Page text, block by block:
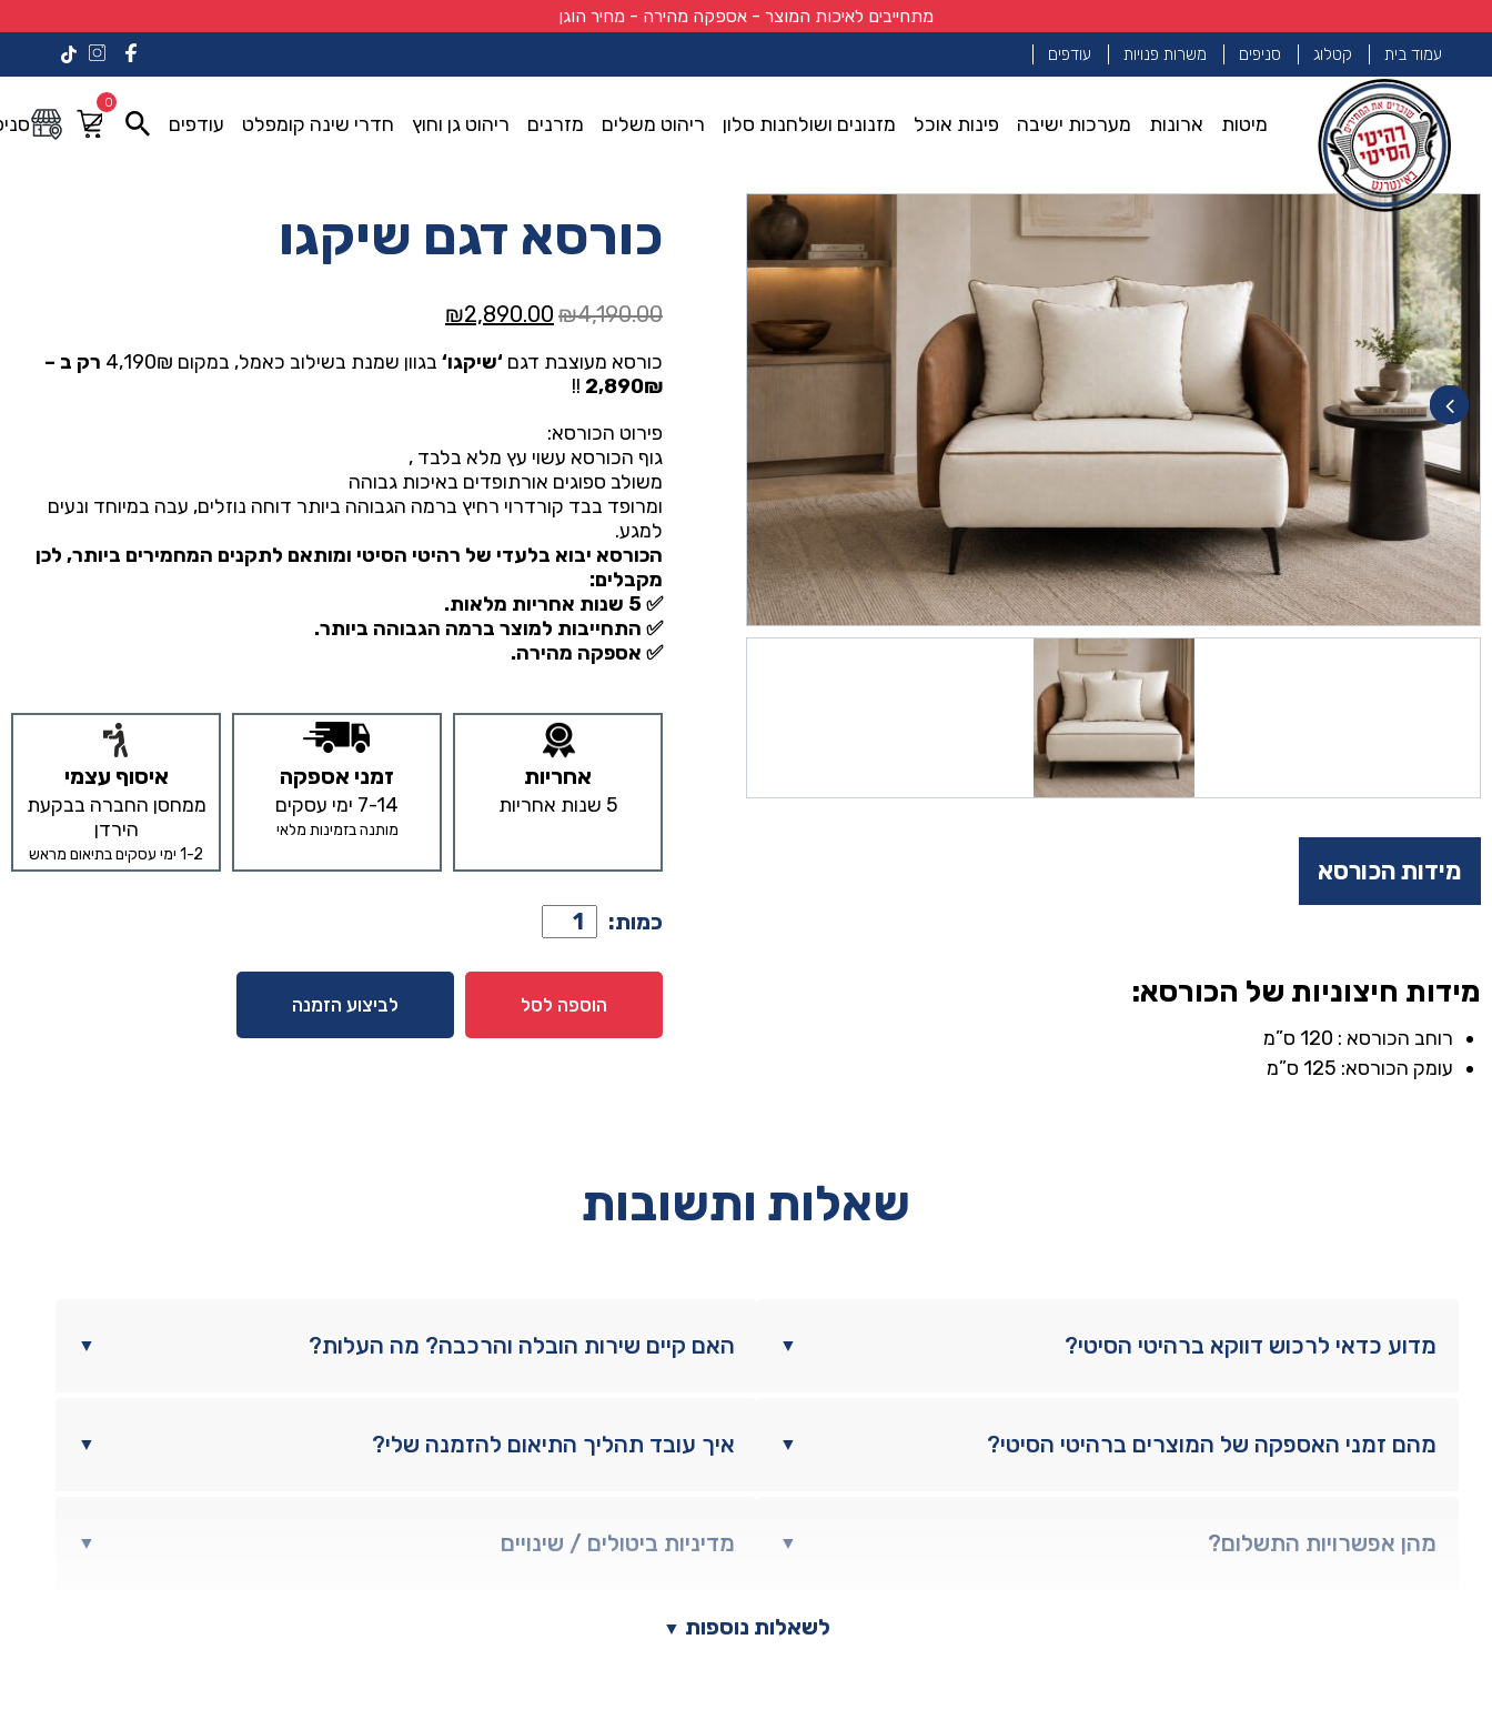
מתחייבים לאיכות המוצר - אספקה מהירה - מחיר הוגן
עמוד בית קטלוג סניפים משרות פנויות עודפים
מיטות ארונות מערכות ישיבה פינות אוכל מזנונים ושולחנות סלון ריהוט משלים מזרנים ריהוט גן וחוץ חדרי שינה קומפלט עודפים
0
עמוד הבית >> כורסאות
מידות הכורסא
מידות חיצוניות של הכורסא:
רוחב הכורסא : 120 ס”מ
עומק הכורסא: 125 ס”מ
כורסא דגם שיקגו
₪4,190.00
המחיר
היה:
₪2,890.00
הוא:
כורסא מעוצבת דגם ‘שיקגו‘ בגוון שמנת בשילוב כאמל, במקום 4,190₪
רק ב –
2,890₪
!!
פירוט הכורסא:
גוף הכורסא עשוי עץ מלא בלבד ,
משולב ספוגים אורתופדים באיכות גבוהה
ומרופד בבד קורדרוי רחיץ ברמה הגבוהה ביותר דוחה נוזלים, עבה במיוחד ונעים
למגע.
הכורסא יבוא בלעדי של רהיטי הסיטי ומותאם לתקנים המחמירים ביותר, לכן
מקבלים:
✅ 5 שנות אחריות מלאות.
✅ התחייבות למוצר ברמה הגבוהה ביותר.
✅ אספקה מהירה.
אחריות
5 שנות אחריות
זמני אספקה
7-14 ימי עסקים
מותנה בזמינות מלאי
איסוף עצמי
ממחסן החברה בבקעת
הירדן
1-2 ימי עסקים בתיאום מראש
כמות: כמות
של
כורסא
דגם
הוספה לסל לביצוע הזמנה
שאלות ותשובות
▼ מדוע כדאי לרכוש דווקא ברהיטי הסיטי? ▼ האם קיים שירות הובלה והרכבה? מה העלות?
▼ מהם זמני האספקה של המוצרים ברהיטי הסיטי? ▼ איך עובד תהליך התיאום להזמנה שלי?
▼ מהן אפשרויות התשלום? ▼ מדיניות ביטולים / שינויים
▼ לשאלות נוספות